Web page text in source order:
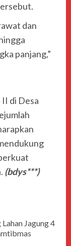
dan
panjang,”
di Desa
(bdys***)
Jagung 4